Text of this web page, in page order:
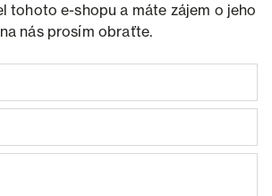
tohoto e-shopu a máte zájem o jeho
nás prosím obraťte.